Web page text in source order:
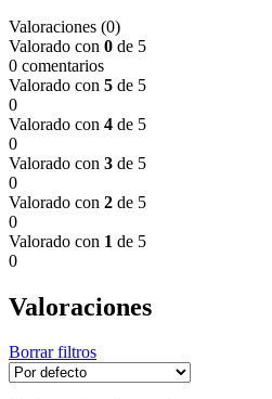
Valoraciones (0)
Valorado con 0 de 5
0 comentarios
Valorado con 5 de 5
0
Valorado con 4 de 5
0
Valorado con 3 de 5
0
Valorado con 2 de 5
0
Valorado con 1 de 5
0
Valoraciones
Borrar filtros